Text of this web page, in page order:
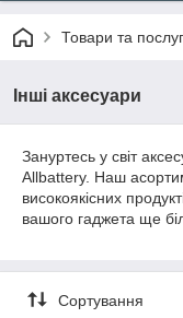
Товари та
Інші аксесуари
Зануртесь у світ
Allbattery. Наш
високоякісних
вашого гаджета ще
Сортування